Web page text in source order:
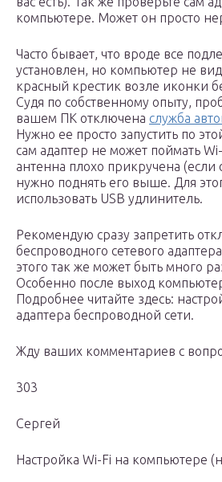
компьютере. Может он просто
Часто бывает, что вроде все
установлен, но компьютер не
красный крестик возле иконки
Судя по собственному опыту,
вашем ПК отключена служба
Нужно ее просто запустить по
сам адаптер не может поймать
антенна плохо прикручена (если
нужно поднять его выше. Для
использовать USB удлинитель.
Рекомендую сразу запретить
беспроводного сетевого
этого так же может быть много
Особенно после выход
Подробнее читайте здесь:
адаптера беспроводной сети.
Жду ваших комментариев с
303
Сергей
Настройка Wi-Fi на компьютере